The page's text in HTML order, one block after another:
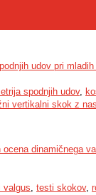
udov pri
spodnjih udov,
vertikalni skok z
dinamičnega
valgus, testi skokov,